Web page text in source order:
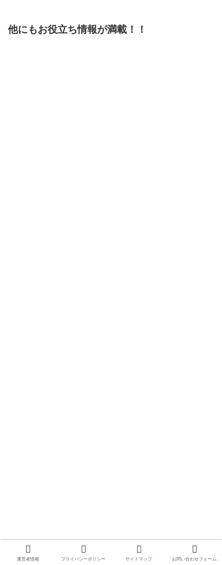
他にもお役立ち情報が満載！！
運営者情報 プライバシーポリシー サイトマップ 「お問い合わせフォーム」